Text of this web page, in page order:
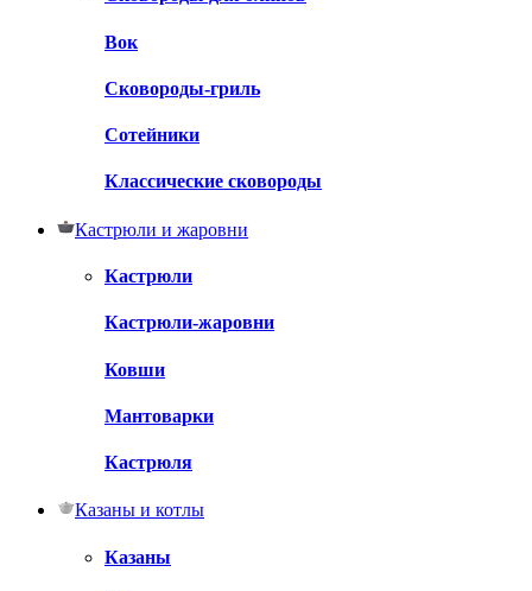
Вок
Сковороды-гриль
Сотейники
Классические сковороды
Кастрюли и жаровни
Кастрюли
Кастрюли-жаровни
Ковши
Мантоварки
Кастрюля
Казаны и котлы
Казаны